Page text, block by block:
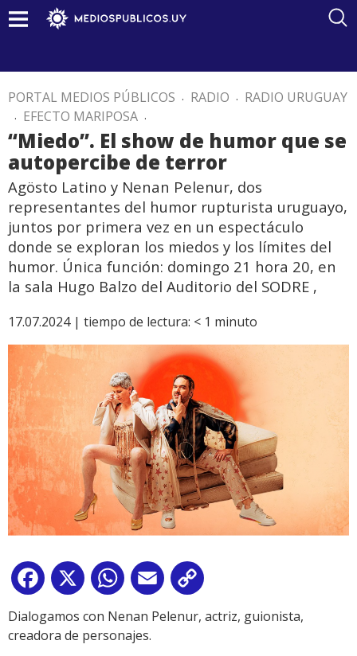
PORTAL MEDIOS PÚBLICOS . RADIO . RADIO URUGUAY
. EFECTO MARIPOSA .
“Miedo”. El show de humor que se
autopercibe de terror
Agösto Latino y Nenan Pelenur, dos
representantes del humor rupturista uruguayo,
juntos por primera vez en un espectáculo
donde se exploran los miedos y los límites del
humor. Única función: domingo 21 hora 20, en
la sala Hugo Balzo del Auditorio del SODRE ,
17.07.2024 | tiempo de lectura: < 1 minuto
Facebook
X WhatsApp
Email
Link
Dialogamos con Nenan Pelenur, actriz, guionista,
creadora de personajes.